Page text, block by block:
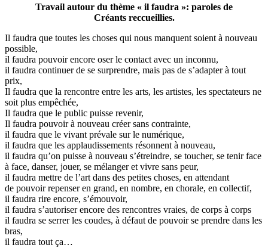
Travail autour du thème « il faudra »: paroles de
Créants reccueillies.
Il faudra que toutes les choses qui nous manquent soient à nouveau
possible,
il faudra pouvoir encore oser le contact avec un inconnu,
il faudra continuer de se surprendre, mais pas de s’adapter à tout
prix,
Il faudra que la rencontre entre les arts, les artistes, les spectateurs ne
soit plus empêchée,
Il faudra que le public puisse revenir,
Il faudra pouvoir à nouveau créer sans contrainte,
il faudra que le vivant prévale sur le numérique,
il faudra que les applaudissements résonnent à nouveau,
il faudra qu’on puisse à nouveau s’étreindre, se toucher, se tenir face
à face, danser, jouer, se mélanger et vivre sans peur,
il faudra mettre de l’art dans des petites choses, en attendant
de pouvoir repenser en grand, en nombre, en chorale, en collectif,
il faudra rire encore, s’émouvoir,
il faudra s’autoriser encore des rencontres vraies, de corps à corps
il faudra se serrer les coudes, à défaut de pouvoir se prendre dans les
bras,
il faudra tout ça…